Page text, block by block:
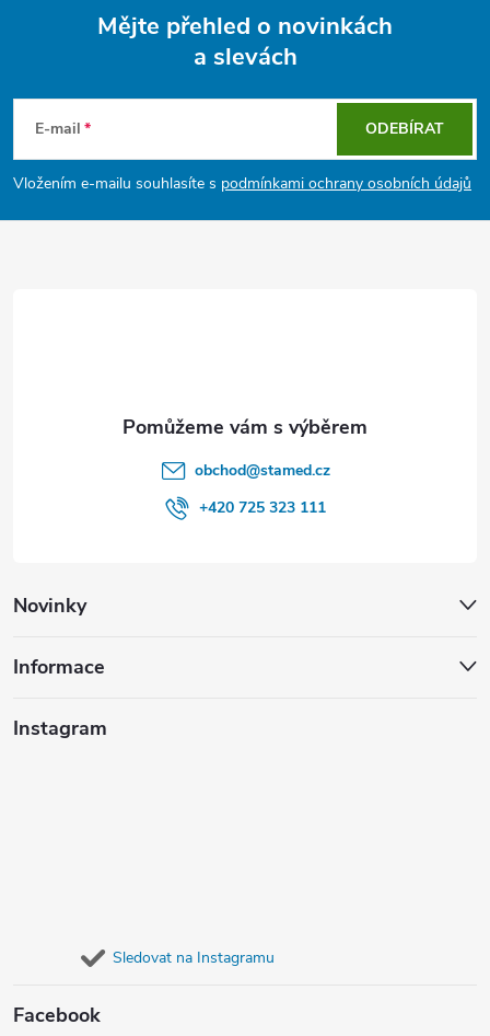
p
a
Mějte přehled o novinkách
a slevách
E-mail
Vložením e-mailu souhlasíte s podmínkami ochrany osobních údajů
ODEBÍRAT
Novinky
Informace
Instagram
Sledovat na Instagramu
Facebook
obchod@stamed.cz
+420 725 323 111